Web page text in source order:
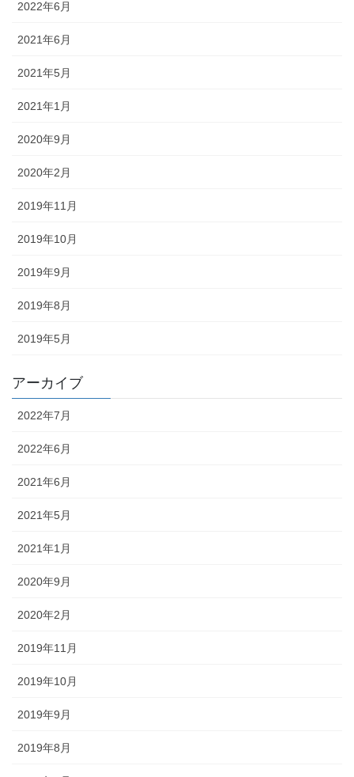
2022年6月
2021年6月
2021年5月
2021年1月
2020年9月
2020年2月
2019年11月
2019年10月
2019年9月
2019年8月
2019年5月
アーカイブ
2022年7月
2022年6月
2021年6月
2021年5月
2021年1月
2020年9月
2020年2月
2019年11月
2019年10月
2019年9月
2019年8月